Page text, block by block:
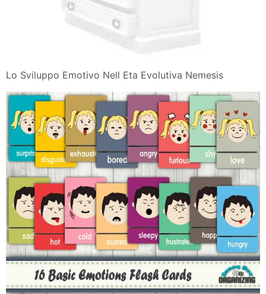
Lo Sviluppo Emotivo Nell Eta Evolutiva Nemesis